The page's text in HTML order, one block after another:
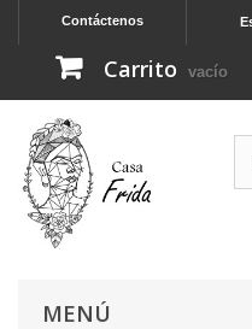
Contáctenos
Carrito vacío
MENÚ